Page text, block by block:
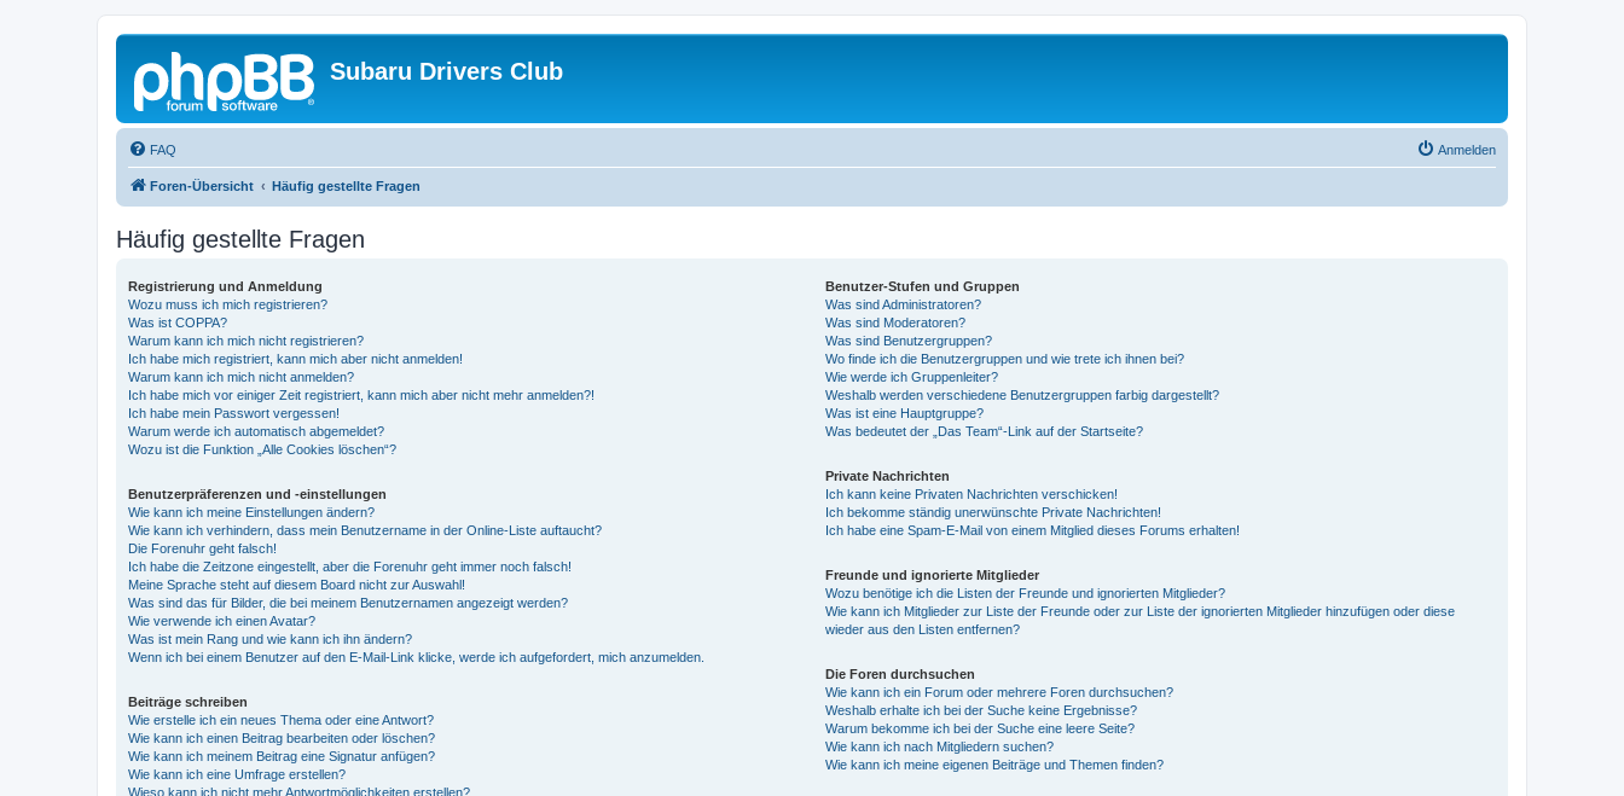
Subaru Drivers Club
FAQ Anmelden
Foren-Übersicht Häufig gestellte Fragen
Häufig gestellte Fragen
Registrierung und Anmeldung
Wozu muss ich mich registrieren?
Was ist COPPA?
Warum kann ich mich nicht registrieren?
Ich habe mich registriert, kann mich aber nicht anmelden!
Warum kann ich mich nicht anmelden?
Ich habe mich vor einiger Zeit registriert, kann mich aber nicht mehr anmelden?!
Ich habe mein Passwort vergessen!
Warum werde ich automatisch abgemeldet?
Wozu ist die Funktion „Alle Cookies löschen“?
Benutzerpräferenzen und -einstellungen
Wie kann ich meine Einstellungen ändern?
Wie kann ich verhindern, dass mein Benutzername in der Online-Liste auftaucht?
Die Forenuhr geht falsch!
Ich habe die Zeitzone eingestellt, aber die Forenuhr geht immer noch falsch!
Meine Sprache steht auf diesem Board nicht zur Auswahl!
Was sind das für Bilder, die bei meinem Benutzernamen angezeigt werden?
Wie verwende ich einen Avatar?
Was ist mein Rang und wie kann ich ihn ändern?
Wenn ich bei einem Benutzer auf den E-Mail-Link klicke, werde ich aufgefordert, mich anzumelden.
Beiträge schreiben
Wie erstelle ich ein neues Thema oder eine Antwort?
Wie kann ich einen Beitrag bearbeiten oder löschen?
Wie kann ich meinem Beitrag eine Signatur anfügen?
Wie kann ich eine Umfrage erstellen?
Wieso kann ich nicht mehr Antwortmöglichkeiten erstellen?
Benutzer-Stufen und Gruppen
Was sind Administratoren?
Was sind Moderatoren?
Was sind Benutzergruppen?
Wo finde ich die Benutzergruppen und wie trete ich ihnen bei?
Wie werde ich Gruppenleiter?
Weshalb werden verschiedene Benutzergruppen farbig dargestellt?
Was ist eine Hauptgruppe?
Was bedeutet der „Das Team“-Link auf der Startseite?
Private Nachrichten
Ich kann keine Privaten Nachrichten verschicken!
Ich bekomme ständig unerwünschte Private Nachrichten!
Ich habe eine Spam-E-Mail von einem Mitglied dieses Forums erhalten!
Freunde und ignorierte Mitglieder
Wozu benötige ich die Listen der Freunde und ignorierten Mitglieder?
Wie kann ich Mitglieder zur Liste der Freunde oder zur Liste der ignorierten Mitglieder hinzufügen oder diese
wieder aus den Listen entfernen?
Die Foren durchsuchen
Wie kann ich ein Forum oder mehrere Foren durchsuchen?
Weshalb erhalte ich bei der Suche keine Ergebnisse?
Warum bekomme ich bei der Suche eine leere Seite?
Wie kann ich nach Mitgliedern suchen?
Wie kann ich meine eigenen Beiträge und Themen finden?